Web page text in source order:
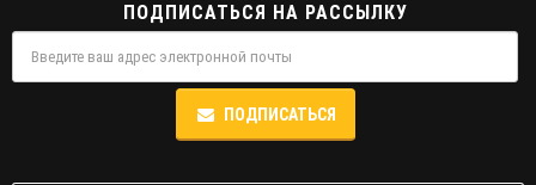
ПОДПИСАТЬСЯ НА РАССЫЛКУ
ПОДПИСАТЬСЯ